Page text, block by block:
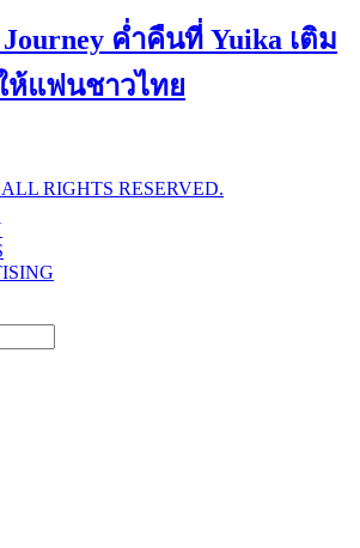
ค่ำคืนที่ Yuika เติม
ห้แฟนชาวไทย
RIGHTS RESERVED.